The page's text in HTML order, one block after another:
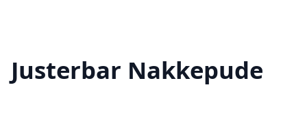
Justerbar Nakkepude